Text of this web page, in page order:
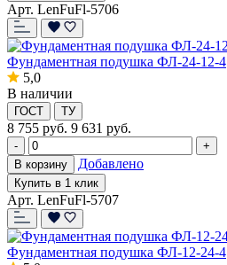
Арт. LenFuFl-5706
Фундаментная подушка ФЛ-24-12-4
5,0
В наличии
ГОСТ ТУ
8 755 руб. 9 631 руб.
-
+
В корзину
Добавлено
Купить в 1 клик
Арт. LenFuFl-5707
Фундаментная подушка ФЛ-12-24-4